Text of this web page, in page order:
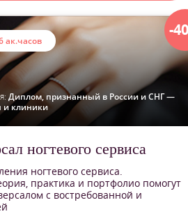
-
ак.часов
Диплом, признанный в России и СНГ —
и клиники
ногтевого сервиса
ногтевого сервиса.
практика и портфолио помогут
с востребованной и